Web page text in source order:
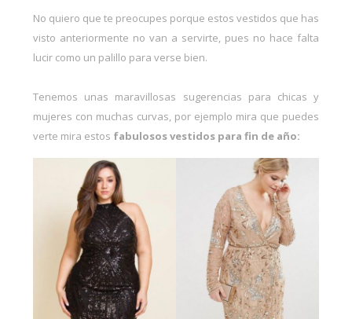
No quiero que te preocupes porque estos vestidos que has
visto anteriormente no van a servirte, pues no hace falta
lucir como un palillo para verse bien.
Tenemos unas maravillosas sugerencias para chicas y
mujeres con muchas curvas, por ejemplo mira que puedes
verte mira estos fabulosos vestidos para fin de año: